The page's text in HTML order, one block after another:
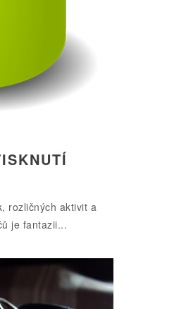
rozličných aktivit a
je fantazii...